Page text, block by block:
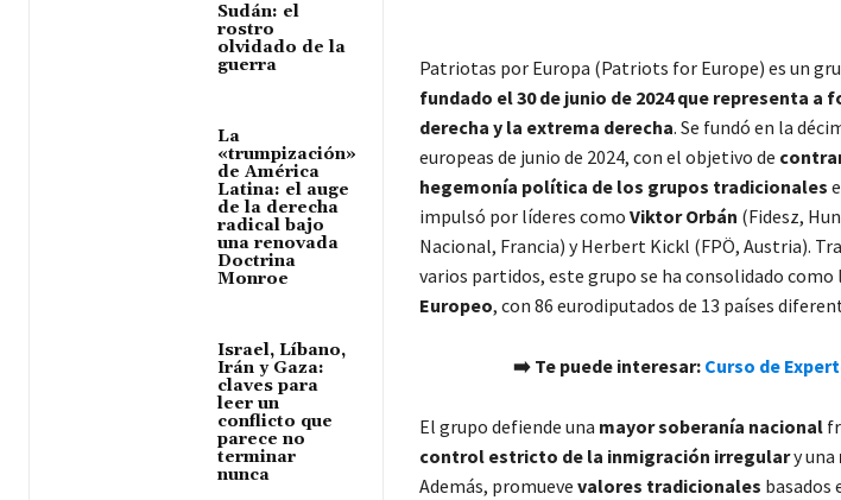
Sudán: el
rostro
olvidado de la
guerra
La
«trumpización»
de América
Latina: el auge
de la derecha
radical bajo
una renovada
Doctrina
Monroe
Israel, Líbano,
Irán y Gaza:
claves para
leer un
conflicto que
parece no
terminar
nunca
Patriotas por Europa (Patriots for Europe) es un
fundado el 30 de junio de 2024 que representa
derecha y la extrema derecha. Se fundó en la
europeas de junio de 2024, con el objetivo de
hegemonía política de los grupos tradicionales
impulsó por líderes como Viktor Orbán (Fidesz,
Nacional, Francia) y Herbert Kickl (FPÖ, Austria).
varios partidos, este grupo se ha consolidado como
Europeo, con 86 eurodiputados de 13 países
➡️ Te puede interesar: Curso de
El grupo defiende una mayor soberanía nacional
control estricto de la inmigración irregulary una
Además, promueve valores tradicionales basados